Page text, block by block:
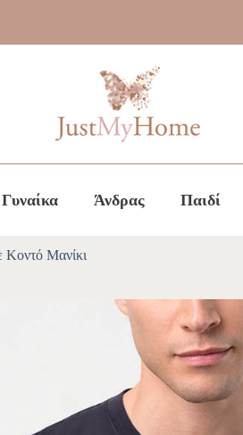
Γυναίκα Άνδρας Παιδί
Κοντό Μανίκι